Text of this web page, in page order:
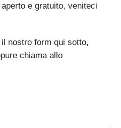
aperto e gratuito, veniteci
nostro form qui sotto,
chiama allo